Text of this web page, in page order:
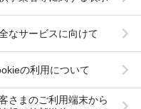
なサービスに向けて
の利用について
さまのご利用端末から